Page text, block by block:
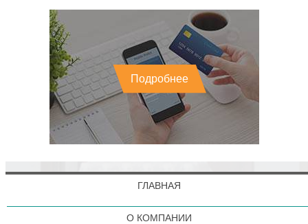
Подробнее
ГЛАВНАЯ
О КОМПАНИИ